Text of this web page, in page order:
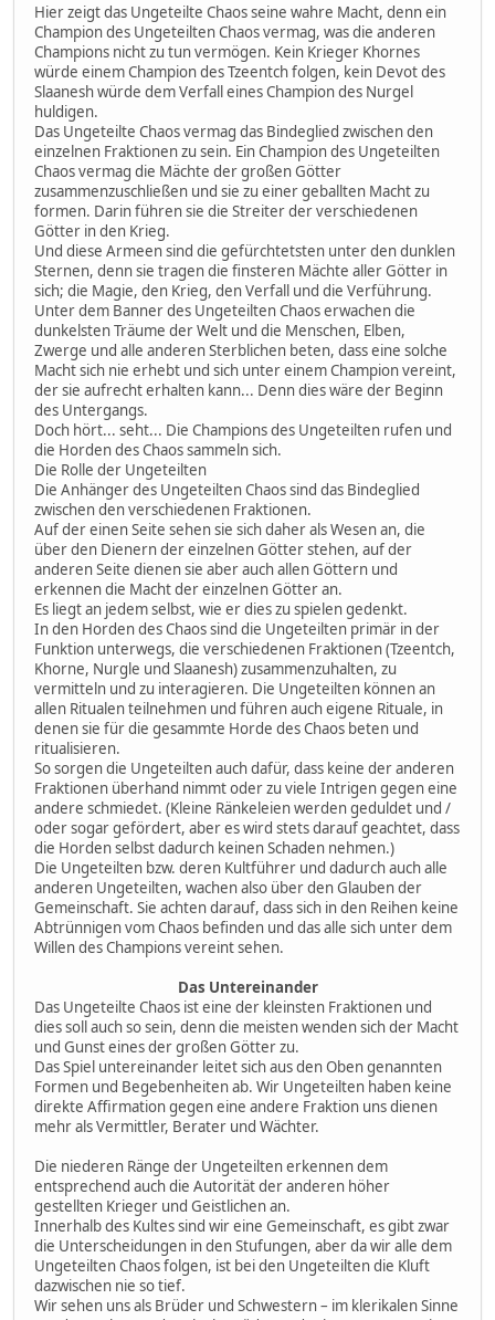
Hier zeigt das Ungeteilte Chaos seine wahre Macht, denn ein
Champion des Ungeteilten Chaos vermag, was die anderen
Champions nicht zu tun vermögen. Kein Krieger Khornes
würde einem Champion des Tzeentch folgen, kein Devot des
Slaanesh würde dem Verfall eines Champion des Nurgel
huldigen.
Das Ungeteilte Chaos vermag das Bindeglied zwischen den
einzelnen Fraktionen zu sein. Ein Champion des Ungeteilten
Chaos vermag die Mächte der großen Götter
zusammenzuschließen und sie zu einer geballten Macht zu
formen. Darin führen sie die Streiter der verschiedenen
Götter in den Krieg.
Und diese Armeen sind die gefürchtetsten unter den dunklen
Sternen, denn sie tragen die finsteren Mächte aller Götter in
sich; die Magie, den Krieg, den Verfall und die Verführung.
Unter dem Banner des Ungeteilten Chaos erwachen die
dunkelsten Träume der Welt und die Menschen, Elben,
Zwerge und alle anderen Sterblichen beten, dass eine solche
Macht sich nie erhebt und sich unter einem Champion vereint,
der sie aufrecht erhalten kann... Denn dies wäre der Beginn
des Untergangs.
Doch hört... seht... Die Champions des Ungeteilten rufen und
die Horden des Chaos sammeln sich.
Die Rolle der Ungeteilten
Die Anhänger des Ungeteilten Chaos sind das Bindeglied
zwischen den verschiedenen Fraktionen.
Auf der einen Seite sehen sie sich daher als Wesen an, die
über den Dienern der einzelnen Götter stehen, auf der
anderen Seite dienen sie aber auch allen Göttern und
erkennen die Macht der einzelnen Götter an.
Es liegt an jedem selbst, wie er dies zu spielen gedenkt.
In den Horden des Chaos sind die Ungeteilten primär in der
Funktion unterwegs, die verschiedenen Fraktionen (Tzeentch,
Khorne, Nurgle und Slaanesh) zusammenzuhalten, zu
vermitteln und zu interagieren. Die Ungeteilten können an
allen Ritualen teilnehmen und führen auch eigene Rituale, in
denen sie für die gesammte Horde des Chaos beten und
ritualisieren.
So sorgen die Ungeteilten auch dafür, dass keine der anderen
Fraktionen überhand nimmt oder zu viele Intrigen gegen eine
andere schmiedet. (Kleine Ränkeleien werden geduldet und /
oder sogar gefördert, aber es wird stets darauf geachtet, dass
die Horden selbst dadurch keinen Schaden nehmen.)
Die Ungeteilten bzw. deren Kultführer und dadurch auch alle
anderen Ungeteilten, wachen also über den Glauben der
Gemeinschaft. Sie achten darauf, dass sich in den Reihen keine
Abtrünnigen vom Chaos befinden und das alle sich unter dem
Willen des Champions vereint sehen.
Das Untereinander
Das Ungeteilte Chaos ist eine der kleinsten Fraktionen und
dies soll auch so sein, denn die meisten wenden sich der Macht
und Gunst eines der großen Götter zu.
Das Spiel untereinander leitet sich aus den Oben genannten
Formen und Begebenheiten ab. Wir Ungeteilten haben keine
direkte Affirmation gegen eine andere Fraktion uns dienen
mehr als Vermittler, Berater und Wächter.
Die niederen Ränge der Ungeteilten erkennen dem
entsprechend auch die Autorität der anderen höher
gestellten Krieger und Geistlichen an.
Innerhalb des Kultes sind wir eine Gemeinschaft, es gibt zwar
die Unterscheidungen in den Stufungen, aber da wir alle dem
Ungeteilten Chaos folgen, ist bei den Ungeteilten die Kluft
dazwischen nie so tief.
Wir sehen uns als Brüder und Schwestern – im klerikalen Sinne